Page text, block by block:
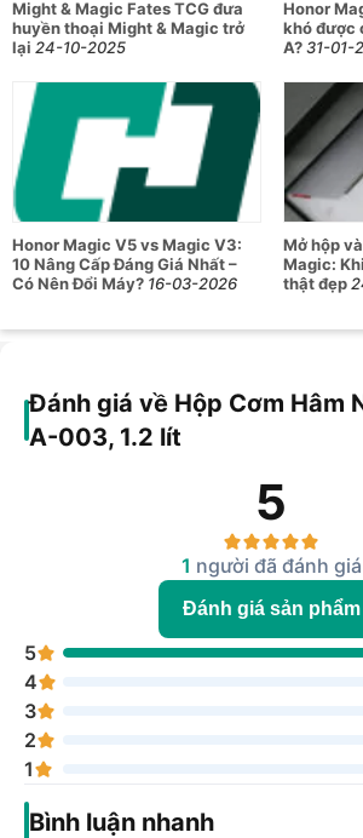
Might & Magic Fates TCG đưa
huyền thoại Might & Magic trở
lại 24-10-2025
Honor
khó được
A?31-01-
Honor Magic V5 vs Magic V3:
10 Nâng Cấp Đáng Giá Nhất –
Có Nên Đổi Máy? 16-03-2026
Mở hộp
Magic:
thật đẹp
Đánh giá về Hộp Cơm Hâm
A-003, 1.2 lít
5
1 người đã đánh giá
Đánh giá sản phẩm
5
4
3
2
1
Bình luận nhanh